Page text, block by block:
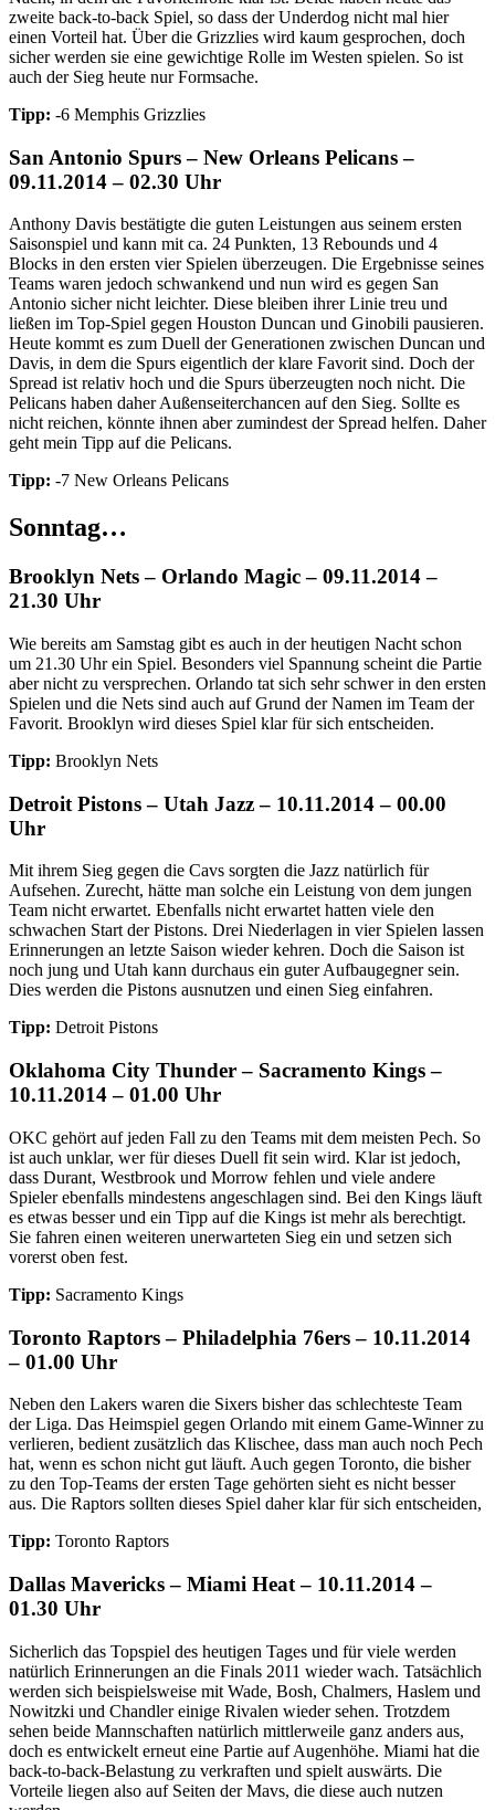
zweite back-to-back Spiel, so dass der Underdog nicht mal hier
einen Vorteil hat. Über die Grizzlies wird kaum gesprochen, doch
sicher werden sie eine gewichtige Rolle im Westen spielen. So ist
auch der Sieg heute nur Formsache.
Tipp: -6 Memphis Grizzlies
San Antonio Spurs – New Orleans Pelicans –
09.11.2014 – 02.30 Uhr
Anthony Davis bestätigte die guten Leistungen aus seinem ersten
Saisonspiel und kann mit ca. 24 Punkten, 13 Rebounds und 4
Blocks in den ersten vier Spielen überzeugen. Die Ergebnisse seines
Teams waren jedoch schwankend und nun wird es gegen San
Antonio sicher nicht leichter. Diese bleiben ihrer Linie treu und
ließen im Top-Spiel gegen Houston Duncan und Ginobili pausieren.
Heute kommt es zum Duell der Generationen zwischen Duncan und
Davis, in dem die Spurs eigentlich der klare Favorit sind. Doch der
Spread ist relativ hoch und die Spurs überzeugten noch nicht. Die
Pelicans haben daher Außenseiterchancen auf den Sieg. Sollte es
nicht reichen, könnte ihnen aber zumindest der Spread helfen. Daher
geht mein Tipp auf die Pelicans.
Tipp: -7 New Orleans Pelicans
Sonntag…
Brooklyn Nets – Orlando Magic – 09.11.2014 –
21.30 Uhr
Wie bereits am Samstag gibt es auch in der heutigen Nacht schon
um 21.30 Uhr ein Spiel. Besonders viel Spannung scheint die Partie
aber nicht zu versprechen. Orlando tat sich sehr schwer in den ersten
Spielen und die Nets sind auch auf Grund der Namen im Team der
Favorit. Brooklyn wird dieses Spiel klar für sich entscheiden.
Tipp: Brooklyn Nets
Detroit Pistons – Utah Jazz – 10.11.2014 – 00.00
Uhr
Mit ihrem Sieg gegen die Cavs sorgten die Jazz natürlich für
Aufsehen. Zurecht, hätte man solche ein Leistung von dem jungen
Team nicht erwartet. Ebenfalls nicht erwartet hatten viele den
schwachen Start der Pistons. Drei Niederlagen in vier Spielen lassen
Erinnerungen an letzte Saison wieder kehren. Doch die Saison ist
noch jung und Utah kann durchaus ein guter Aufbaugegner sein.
Dies werden die Pistons ausnutzen und einen Sieg einfahren.
Tipp: Detroit Pistons
Oklahoma City Thunder – Sacramento Kings –
10.11.2014 – 01.00 Uhr
OKC gehört auf jeden Fall zu den Teams mit dem meisten Pech. So
ist auch unklar, wer für dieses Duell fit sein wird. Klar ist jedoch,
dass Durant, Westbrook und Morrow fehlen und viele andere
Spieler ebenfalls mindestens angeschlagen sind. Bei den Kings läuft
es etwas besser und ein Tipp auf die Kings ist mehr als berechtigt.
Sie fahren einen weiteren unerwarteten Sieg ein und setzen sich
vorerst oben fest.
Tipp: Sacramento Kings
Toronto Raptors – Philadelphia 76ers – 10.11.2014
– 01.00 Uhr
Neben den Lakers waren die Sixers bisher das schlechteste Team
der Liga. Das Heimspiel gegen Orlando mit einem Game-Winner zu
verlieren, bedient zusätzlich das Klischee, dass man auch noch Pech
hat, wenn es schon nicht gut läuft. Auch gegen Toronto, die bisher
zu den Top-Teams der ersten Tage gehörten sieht es nicht besser
aus. Die Raptors sollten dieses Spiel daher klar für sich entscheiden,
Tipp: Toronto Raptors
Dallas Mavericks – Miami Heat – 10.11.2014 –
01.30 Uhr
Sicherlich das Topspiel des heutigen Tages und für viele werden
natürlich Erinnerungen an die Finals 2011 wieder wach. Tatsächlich
werden sich beispielsweise mit Wade, Bosh, Chalmers, Haslem und
Nowitzki und Chandler einige Rivalen wieder sehen. Trotzdem
sehen beide Mannschaften natürlich mittlerweile ganz anders aus,
doch es entwickelt erneut eine Partie auf Augenhöhe. Miami hat die
back-to-back-Belastung zu verkraften und spielt auswärts. Die
Vorteile liegen also auf Seiten der Mavs, die diese auch nutzen